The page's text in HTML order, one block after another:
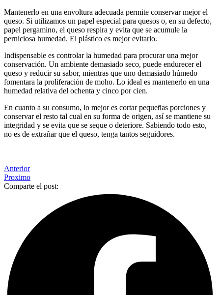
Mantenerlo en una envoltura adecuada permite conservar mejor el
queso. Si utilizamos un papel especial para quesos o, en su defecto,
papel pergamino, el queso respira y evita que se acumule la
perniciosa humedad. El plástico es mejor evitarlo.
Indispensable es controlar la humedad para procurar una mejor
conservación. Un ambiente demasiado seco, puede endurecer el
queso y reducir su sabor, mientras que uno demasiado húmedo
fomentara la proliferación de moho. Lo ideal es mantenerlo en una
humedad relativa del ochenta y cinco por cien.
En cuanto a su consumo, lo mejor es cortar pequeñas porciones y
conservar el resto tal cual en su forma de origen, así se mantiene su
integridad y se evita que se seque o deteriore. Sabiendo todo esto,
no es de extrañar que el queso, tenga tantos seguidores.
Anterior
Proximo
Comparte el post: